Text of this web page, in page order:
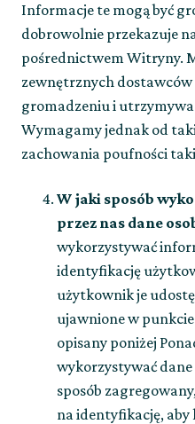
Informacje te mogą być
dobrowolnie przekazuje
pośrednictwem Witryny.
zewnętrznych dostawców
gromadzeniu i
Wymagamy jednak od
zachowania poufności
W jaki sposób
przez nas dane
wykorzystywać
identyfikację
użytkownik je
ujawnione w
opisany poniżej
wykorzystywać
sposób
na identyfikację, aby